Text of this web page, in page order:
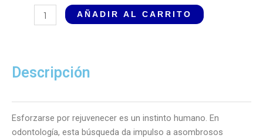
Desarrollo
cantidad
AÑADIR AL CARRITO
Descripción
Esforzarse por rejuvenecer es un instinto humano. En
odontología, esta búsqueda da impulso a asombrosos